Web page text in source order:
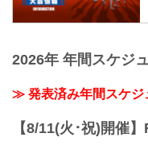
2026年 年間スケジ
≫ 発表済み年間スケジ
【8/11(火･祝)開催